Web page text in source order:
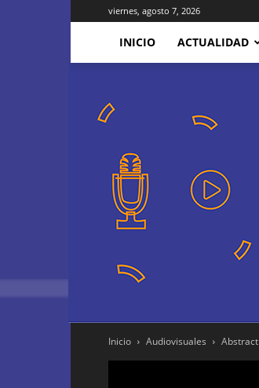
viernes, agosto 7, 2026
INICIO ACTUALIDAD
Inicio Audiovisuales Abstract